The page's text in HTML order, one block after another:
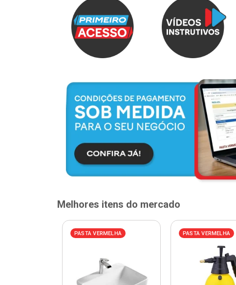
Melhores itens do mercado
PASTA VERMELHA PASTA VERMELHA